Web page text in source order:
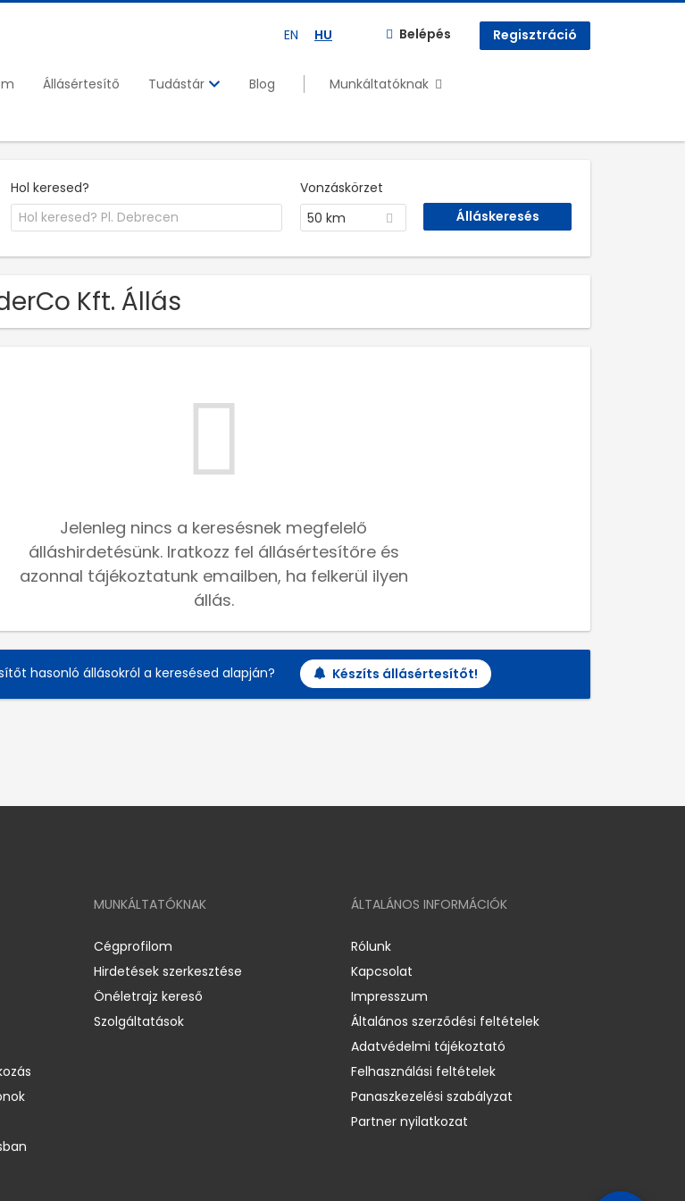
EN HU Belépés Regisztráció
Állásértesítő Tudástár Blog
Munkáltatóknak
Hol keresed?
Vonzáskörzet
50 km
Kft. Állás
Jelenleg nincs a keresésnek megfelelő
álláshirdetésünk. Iratkozz fel állásértesítőre és
azonnal tájékoztatunk emailben, ha felkerül ilyen
állás.
hasonló állásokról a keresésed alapján? Készíts állásértesítőt!
MUNKÁLTATÓKNAK
Cégprofilom
Hirdetések szerkesztése
Önéletrajz kereső
Szolgáltatások
ÁLTALÁNOS INFORMÁCIÓK
Rólunk
Kapcsolat
Impresszum
Általános szerződési feltételek
Adatvédelmi tájékoztató
Felhasználási feltételek
Panaszkezelési szabályzat
Partner nyilatkozat